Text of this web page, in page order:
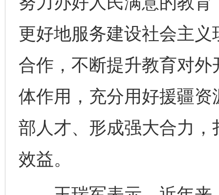
更好地服务建设社会主
合作，不断提升教育对
体作用，充分用好援疆
部人才、形成强大合力
效益。